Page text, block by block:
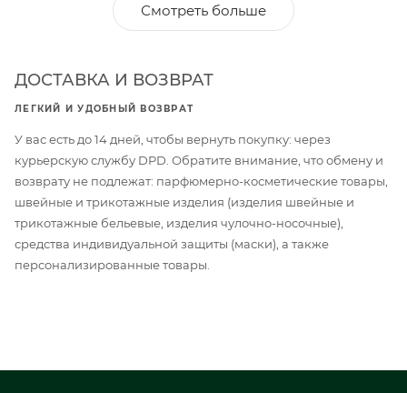
Смотреть больше
ДОСТАВКА И ВОЗВРАТ
ЛЕГКИЙ И УДОБНЫЙ ВОЗВРАТ
У вас есть до 14 дней, чтобы вернуть покупку: через
курьерскую службу DPD. Обратите внимание, что обмену и
возврату не подлежат: парфюмерно-косметические товары,
швейные и трикотажные изделия (изделия швейные и
трикотажные бельевые, изделия чулочно-носочные),
средства индивидуальной защиты (маски), а также
персонализированные товары.